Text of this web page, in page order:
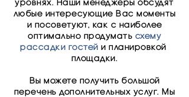
уровнях. Наши менеджеры обсудят
любые интересующие Вас моменты
и посоветуют, как с наиболее
оптимально продумать схему
рассадки гостей и планировкой
площадки.
Вы можете получить большой
перечень дополнительных услуг. Мы